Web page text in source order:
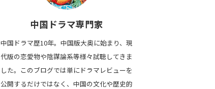
中国ドラマ専門家
中国ドラマ歴10年。中国版大奥に始まり、現
代版の恋愛物や陰謀論系等様々試聴してきま
した。このブログでは単にドラマレビューを
公開するだけではなく、中国の文化や歴史的